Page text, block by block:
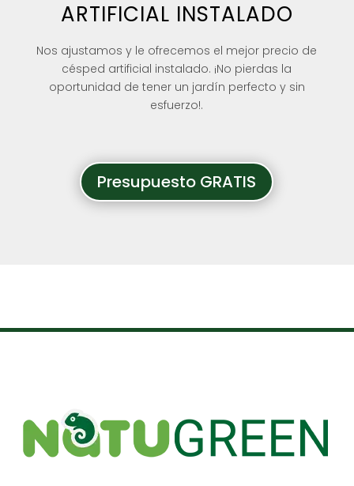
ARTIFICIAL INSTALADO
Nos ajustamos y le ofrecemos el mejor precio de
césped artificial instalado. ¡No pierdas la
oportunidad de tener un jardín perfecto y sin
esfuerzo!.
Presupuesto GRATIS